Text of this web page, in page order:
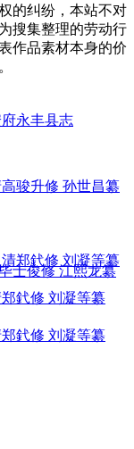
的纠纷，本站不对
搜集整理的劳动行
作品素材本身的价
永丰县志
骏升修 孙世昌纂
士俊修 江熙龙纂
釴修 刘凝等纂
釴修 刘凝等纂